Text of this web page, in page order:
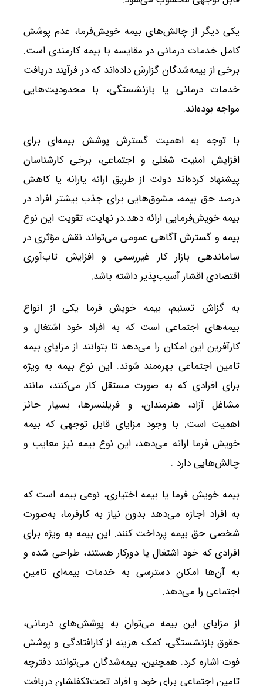
یکی دیگر از چالش‌های بیمه خویش‌فرما، عدم پوشش
کامل خدمات درمانی در مقایسه با بیمه کارمندی است.
برخی از بیمه‌شدگان گزارش داده‌اند که در فرآیند دریافت
خدمات درمانی یا بازنشستگی، با محدودیت‌هایی
مواجه بوده‌اند.
با توجه به اهمیت گسترش پوشش بیمه‌ای برای
افزایش امنیت شغلی و اجتماعی، برخی کارشناسان
پیشنهاد کرده‌اند دولت از طریق ارائه یارانه یا کاهش
درصد حق بیمه، مشوق‌هایی برای جذب بیشتر افراد در
بیمه خویش‌فرمایی ارائه دهد.در نهایت، تقویت این نوع
بیمه و گسترش آگاهی عمومی می‌تواند نقش مؤثری در
ساماندهی بازار کار غیررسمی و افزایش تاب‌آوری
اقتصادی اقشار آسیب‌پذیر داشته باشد.
به گزاش تسنیم، بیمه خویش فرما یکی از انواع
بیمه‌های اجتماعی است که به افراد خود اشتغال و
کارآفرین این امکان را می‌دهد تا بتوانند از مزایای بیمه
تامین اجتماعی بهره‌مند شوند. این نوع بیمه به ویژه
برای افرادی که به صورت مستقل کار می‌کنند، مانند
مشاغل آزاد، هنرمندان، و فریلنسرها، بسیار حائز
اهمیت است. با وجود مزایای قابل توجهی که بیمه
خویش فرما ارائه می‌دهد، این نوع بیمه نیز معایب و
چالش‌هایی دارد .
بیمه خویش فرما یا بیمه اختیاری، نوعی بیمه است که
به افراد اجازه می‌دهد بدون نیاز به کارفرما، به‌صورت
شخصی حق بیمه پرداخت کنند. این بیمه به ویژه برای
افرادی که خود اشتغال یا دورکار هستند، طراحی شده و
به آن‌ها امکان دسترسی به خدمات بیمه‌ای تامین
اجتماعی را می‌دهد.
از مزایای این بیمه می‌توان به پوشش‌های درمانی،
حقوق بازنشستگی، کمک هزینه از کارافتادگی و پوشش
فوت اشاره کرد. همچنین، بیمه‌شدگان می‌توانند دفترچه
تامین اجتماعی برای خود و افراد تحت‌تکفلشان دریافت